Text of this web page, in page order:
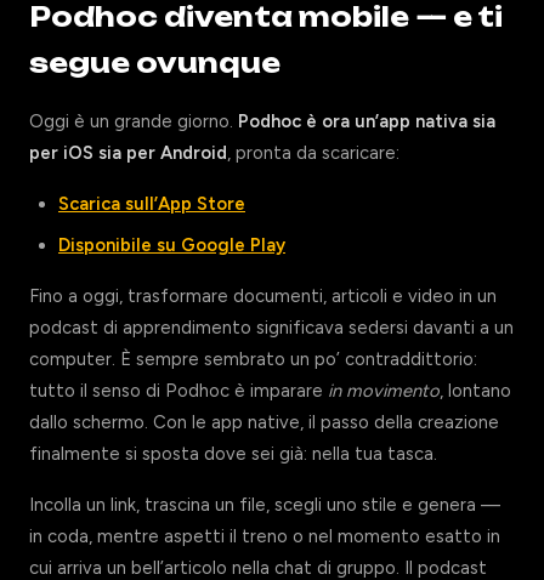
Podhoc diventa mobile — e ti
segue ovunque
Oggi è un grande giorno. Podhoc è ora un’app nativa sia
per iOS sia per Android, pronta da scaricare:
Scarica sull’App Store
Disponibile su Google Play
Fino a oggi, trasformare documenti, articoli e video in un
podcast di apprendimento significava sedersi davanti a un
computer. È sempre sembrato un po’ contraddittorio:
tutto il senso di Podhoc è imparare in movimento, lontano
dallo schermo. Con le app native, il passo della creazione
finalmente si sposta dove sei già: nella tua tasca.
Incolla un link, trascina un file, scegli uno stile e genera —
in coda, mentre aspetti il treno o nel momento esatto in
cui arriva un bell’articolo nella chat di gruppo. Il podcast